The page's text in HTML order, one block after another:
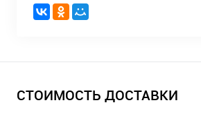
СТОИМОСТЬ ДОСТАВКИ